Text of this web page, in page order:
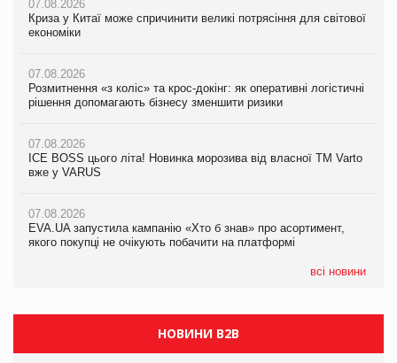
07.08.2026
Криза у Китаї може спричинити великі потрясіння для світової
економіки
07.08.2026
Розмитнення «з коліс» та крос-докінг: як оперативні логістичні
рішення допомагають бізнесу зменшити ризики
07.08.2026
ICE BOSS цього літа! Новинка морозива від власної ТМ Varto
вже у VARUS
07.08.2026
EVA.UA запустила кампанію «Хто б знав» про асортимент,
якого покупці не очікують побачити на платформі
всі новини
07.08.2026
Криза у Китаї може спричинити великі потрясіння для світової
економіки
07.08.2026
Розмитнення «з коліс» та крос-докінг: як оперативні логістичні
рішення допомагають бізнесу зменшити ризики
07.08.2026
ICE BOSS цього літа! Новинка морозива від власної ТМ Varto
вже у VARUS
07.08.2026
EVA.UA запустила кампанію «Хто б знав» про асортимент,
якого покупці не очікують побачити на платформі
07.08.2026
Криза у Китаї може спричинити великі потрясіння для світової
економіки
07.08.2026
Kraft Heinz скоротила збиток у першому півріччі
Продажі Hugo Boss впали на 9%
НОВИНИ B2B